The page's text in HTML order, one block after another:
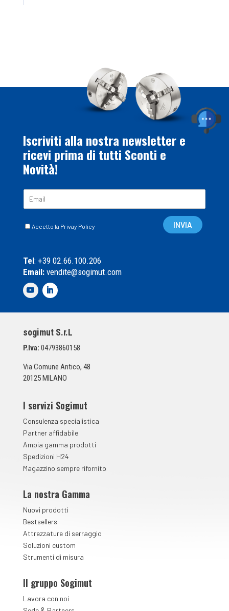
Iscriviti alla nostra newsletter e
ricevi prima di tutti Sconti e
Novità!
C
l
e
d
u
n
a
*
Accetto la Privay Policy INVIA
Tel: +39 02.66.100.206
Email:vendite@sogimut.com
sogimut S.r.L
P.Iva: 04793860158
Via Comune Antico, 48
20125 MILANO
I servizi Sogimut
Consulenza specialistica
Partner affidabile
Ampia gamma prodotti
Spedizioni H24
Magazzino sempre rifornito
La nostra Gamma
Nuovi prodotti
Bestsellers
Attrezzature di serraggio
Soluzioni custom
Strumenti di misura
Il gruppo Sogimut
Lavora con noi